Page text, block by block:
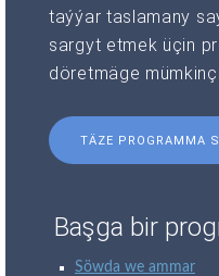
taýýar taslamany
sargyt etmek üçin
döretmäge
TÄZE PROGRAMMA
Başga bir
Söwda we ammar